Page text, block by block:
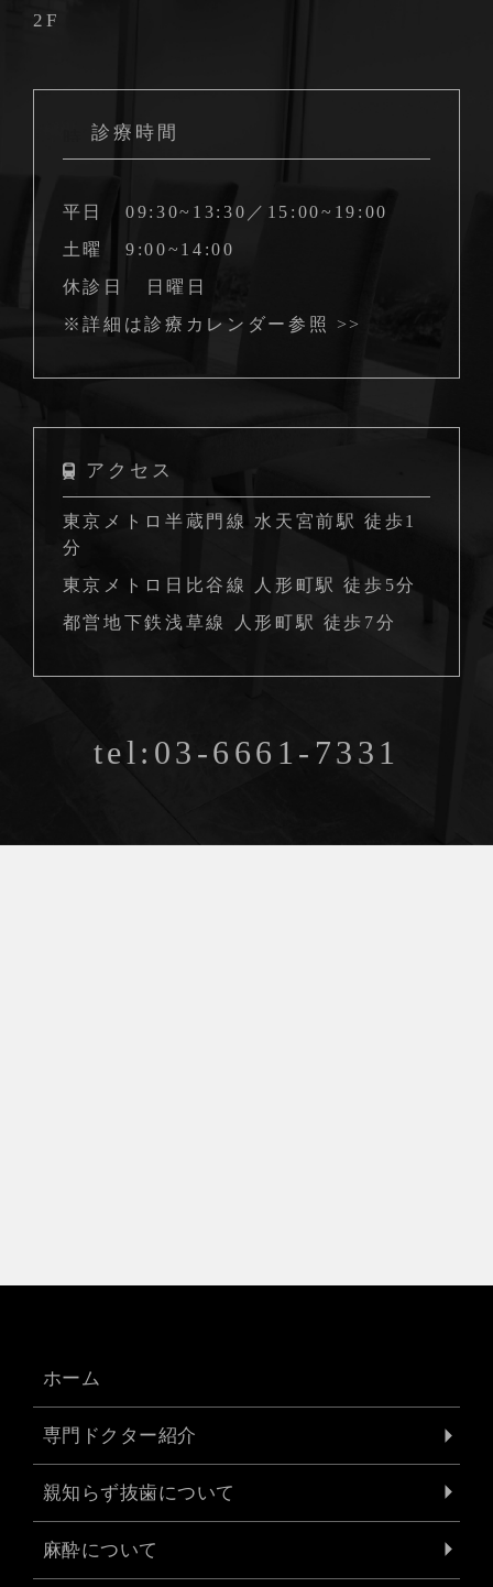
2F
診療時間
平日
09:30~13:30／15:00~19:00
土曜
9:00~14:00
休診日
日曜日
※詳細は診療カレンダー参照 >>
アクセス
東京メトロ半蔵門線 水天宮前駅 徒歩1
分
東京メトロ日比谷線 人形町駅 徒歩5分
都営地下鉄浅草線 人形町駅 徒歩7分
tel:03-6661-7331
ホーム
専門ドクター紹介
親知らず抜歯について
麻酔について